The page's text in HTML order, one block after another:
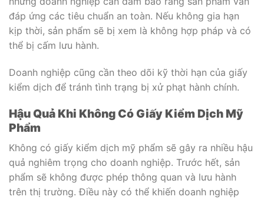
đáp ứng các tiêu chuẩn an toàn. Nếu không gia hạn
kịp thời, sản phẩm sẽ bị xem là không hợp pháp và có
thể bị cấm lưu hành.
Doanh nghiệp cũng cần theo dõi kỹ thời hạn của giấy
kiểm dịch để tránh tình trạng bị xử phạt hành chính.
Hậu Quả Khi Không Có Giấy Kiểm Dịch Mỹ
Phẩm
Không có giấy kiểm dịch mỹ phẩm sẽ gây ra nhiều hậu
quả nghiêm trọng cho doanh nghiệp. Trước hết, sản
phẩm sẽ không được phép thông quan và lưu hành
trên thị trường. Điều này có thể khiến doanh nghiệp